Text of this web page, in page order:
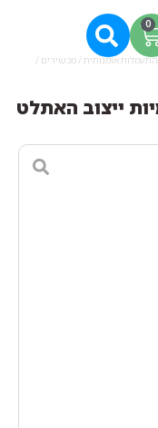
0
התעמלות אומנותית / מכשירים /